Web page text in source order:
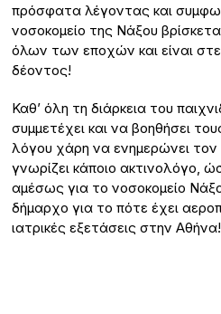
πρόσφατα λέγοντας και
νοσοκομείο της Νάξου
όλων των εποχών και είναι
δέοντος!
Καθ’ όλη τη διάρκεια του
συμμετέχει και να βοηθήσει
λόγου χάρη να ενημερώνει τον
γνωρίζει κάποιο ακτινολόγο,
αμέσως για το νοσοκομείο
δήμαρχο για το πότε έχει
ιατρικές εξετάσεις στην